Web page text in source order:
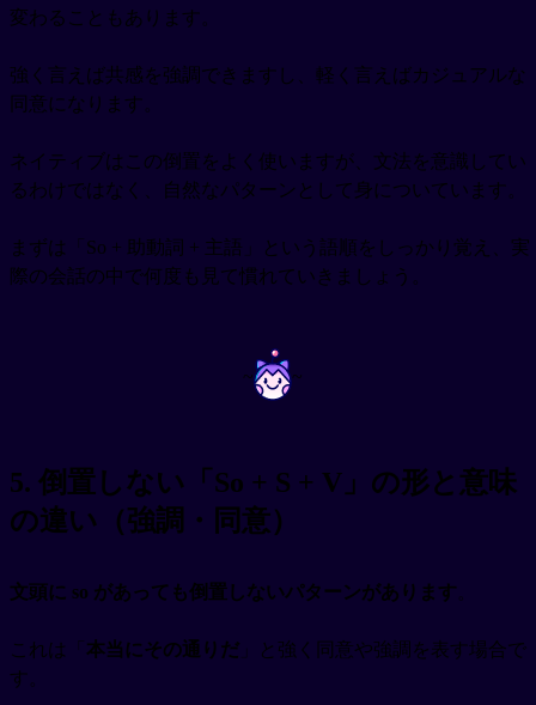
変わることもあります。
強く言えば共感を強調できますし、軽く言えばカジュアルな
同意になります。
ネイティブはこの倒置をよく使いますが、文法を意識してい
るわけではなく、自然なパターンとして身についています。
まずは「So + 助動詞 + 主語」という語順をしっかり覚え、実
際の会話の中で何度も見て慣れていきましょう。
~ ~
5. 倒置しない「So + S + V」の形と意味
の違い（強調・同意）
文頭に so があっても倒置しないパターンがあります。
これは「 本当にその通りだ 」と強く同意や強調を表す場合で
す。